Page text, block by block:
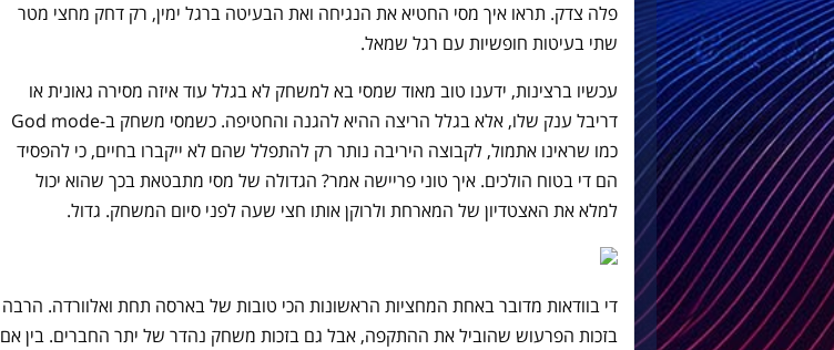
פלה צדק. תראו איך מסי החטיא את הנגיחה ואת הבעיטה ברגל ימין, רק דחק מחצי מטר
שתי בעיטות חופשיות עם רגל שמאל.
עכשיו ברצינות, ידענו טוב מאוד שמסי בא למשחק לא בגלל עוד איזה מסירה גאונית או
דריבל ענק שלו, אלא בגלל הריצה ההיא להגנה והחטיפה. כשמסי משחק ב-God mode
כמו שראינו אתמול, לקבוצה היריבה נותר רק להתפלל שהם לא ייקברו בחיים, כי להפסיד
הם די בטוח הולכים. איך טוני פריישה אמר? הגדולה של מסי מתבטאת בכך שהוא יכול
למלא את האצטדיון של המארחת ולרוקן אותו חצי שעה לפני סיום המשחק. גדול.
די בוודאות מדובר באחת המחציות הראשונות הכי טובות של בארסה תחת ואלוורדה. הרבה
בזכות הפרעוש שהוביל את ההתקפה, אבל גם בזכות משחק נהדר של יתר החברים. בין אם